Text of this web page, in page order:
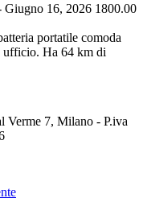
Giugno 16, 2026 1800.00
portatile comoda
ufficio. Ha 64 km di
Verme 7, Milano - P.iva